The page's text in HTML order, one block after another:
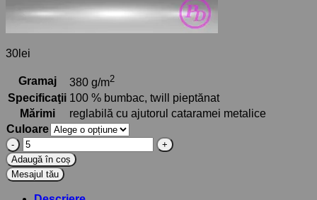
30 lei
Gramaj 380 g/m2
Specificaţii 100 % bumbac, twill pieptănat
Mărimi
reglabilă cu ajutorul cataramei metalice
Culoare
Cantitate
Șepci
simple
by
Pody
Adaugă în coș